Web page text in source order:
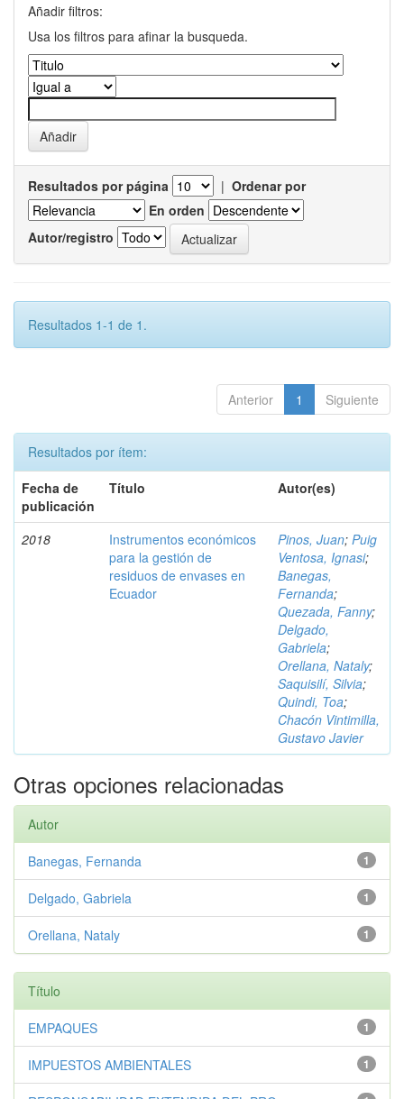
Añadir filtros:
Usa los filtros para afinar la busqueda.
Resultados por página | Ordenar por
En orden
Autor/registro
Resultados 1-1 de 1.
Anterior 1 Siguiente
Resultados por ítem:
Fecha de
publicación
Título Autor(es)
2018
Instrumentos económicos
para la gestión de
residuos de envases en
Ecuador
Pinos, Juan; Puig
Ventosa, Ignasi;
Banegas,
Fernanda;
Quezada, Fanny;
Delgado,
Gabriela;
Orellana, Nataly;
Saquisilí, Silvia;
Quindi, Toa;
Chacón Vintimilla,
Gustavo Javier
Otras opciones relacionadas
Autor
1
Banegas, Fernanda
1
Delgado, Gabriela
1
Orellana, Nataly
Título
1
EMPAQUES
1
IMPUESTOS AMBIENTALES